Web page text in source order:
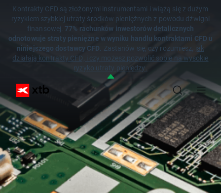
Kontrakty CFD są złożonymi instrumentami i wiążą się z dużym
ryzykiem szybkiej utraty środków pieniężnych z powodu dźwigni
finansowej. 77% rachunków inwestorów detalicznych
odnotowuje straty pieniężne w wyniku handlu kontraktami CFD u
niniejszego dostawcy CFD. Zastanów się, czy rozumiesz, jak
działają kontrakty CFD, i czy możesz pozwolić sobie na wysokie
ryzyko utraty pieniędzy.